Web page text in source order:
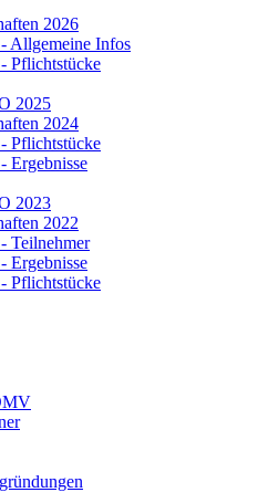
2026
Allgemeine Infos
Pflichtstücke
2025
2024
Pflichtstücke
Ergebnisse
2023
2022
Teilnehmer
Ergebnisse
Pflichtstücke